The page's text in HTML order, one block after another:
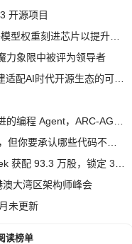
开源项目
力象限中被评为领导者
大湾区架构师峰会
未更新
读榜单